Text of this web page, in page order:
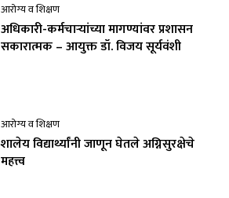
आरोग्य व शिक्षण
अधिकारी-कर्मचाऱ्यांच्या मागण्यांवर प्रशासन
सकारात्मक – आयुक्त डॉ. विजय सूर्यवंशी
आरोग्य व शिक्षण
शालेय विद्यार्थ्यांनी जाणून घेतले अग्निसुरक्षेचे
महत्त्व